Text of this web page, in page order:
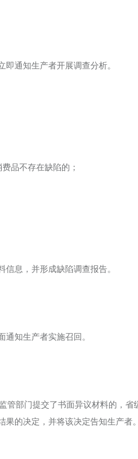
即通知生产者开展调查分析。
品不存在缺陷的；
信息，并形成缺陷调查报告。
通知生产者实施召回。
管部门提交了书面异议材料的，
的决定，并将该决定告知生产者。